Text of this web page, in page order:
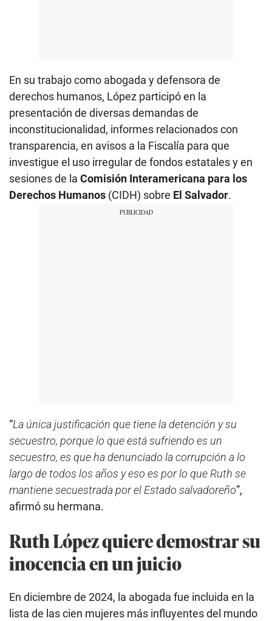
En su trabajo como abogada y defensora de
derechos humanos, López participó en la
presentación de diversas demandas de
inconstitucionalidad, informes relacionados con
transparencia, en avisos a la Fiscalía para que
investigue el uso irregular de fondos estatales y en
sesiones de la Comisión Interamericana para los
Derechos Humanos (CIDH) sobre El Salvador.
“La única justificación que tiene la detención y su
secuestro, porque lo que está sufriendo es un
secuestro, es que ha denunciado la corrupción a lo
largo de todos los años y eso es por lo que Ruth se
mantiene secuestrada por el Estado salvadoreño”,
afirmó su hermana.
Ruth López quiere demostrar su
inocencia en un juicio
En diciembre de 2024, la abogada fue incluida en la
lista de las cien mujeres más influyentes del mundo